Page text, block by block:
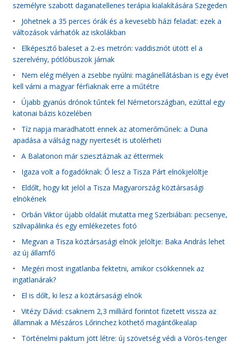
személyre szabott daganatellenes terápia kialakítására Szegeden
• Jöhetnek a 35 perces órák és a kevesebb házi feladat: ezek a
változások várhatók az iskolákban
• Elképesztő baleset a 2-es metrón: vaddisznót ütött el a
szerelvény, pótlóbuszok járnak
• Nem elég mélyen a zsebbe nyúlni: magánellátásban is egy
kell várni a magyar férfiaknak erre a műtétre
• Újabb gyanús drónok tűntek fel Németországban, ezúttal egy
katonai bázis közelében
• Tíz napja maradhatott ennek az atomerőműnek: a Duna
apadása a válság nagy nyertesét is utolérheti
• A Balatonon már sziesztáznak az éttermek
• Igaza volt a fogadóknak: Ő lesz a Tisza Párt elnökjelöltje
• Eldőlt, hogy kit jelöl a Tisza Magyarország köztársasági
elnökének
• Orbán Viktor újabb oldalát mutatta meg Szerbiában: pecsenye,
szilvapálinka és egy emlékezetes fotó
• Megvan a Tisza köztársasági elnök jelöltje: Baka András lehet
az új államfő
• Megéri most ingatlanba fektetni, amikor csökkennek az
ingatlanárak?
• El is dőlt, ki lesz a köztársasági elnök
• Vitézy Dávid: csaknem 2,3 milliárd forintot fizetett vissza az
államnak a Mészáros Lőrinchez köthető magántőkealap
• Történelmi paktum jött létre: új szövetség védi a Vörös-tenger